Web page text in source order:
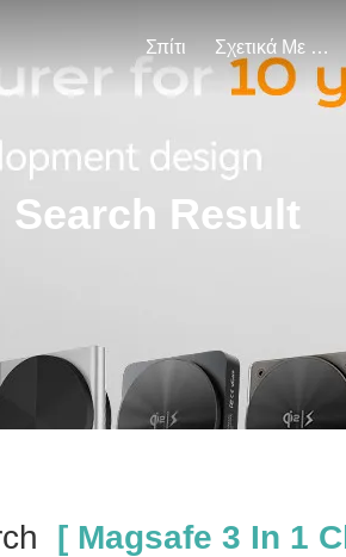
Σπίτι Σχετικά Με Εμάς
Search Result
[ Magsafe 3 In 1